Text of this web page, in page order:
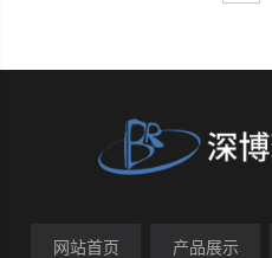
网站首页 产品展示